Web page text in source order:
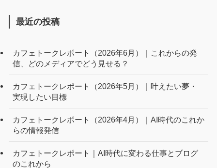
最近の投稿
カフェトークレポート（2026年6月）｜これからの発
信、どのメディアでどう見せる？
カフェトークレポート（2026年5月）｜叶えたい夢・
実現したい目標
カフェトークレポート（2026年4月）｜AI時代のこれか
らの情報発信
カフェトークレポート｜AI時代に変わる仕事とブログ
のこれから